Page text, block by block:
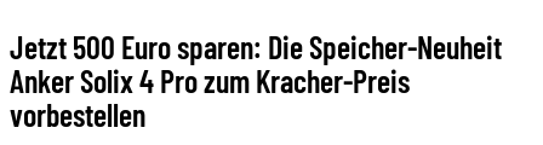
Jetzt 500 Euro sparen: Die Speicher-Neuheit
Anker Solix 4 Pro zum Kracher-Preis
vorbestellen